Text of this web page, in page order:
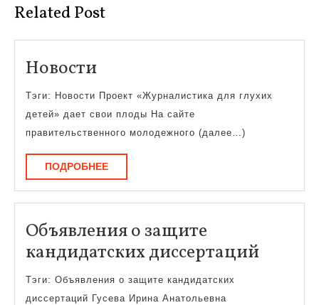
Related Post
Новости
Тэги: Новости Проект «Журналистика для глухих
детей» дает свои плоды На сайте
правительственного молодежного (далее…)
ПОДРОБНЕЕПОДРОБНЕЕ
Объявления о защите
кандидатских диссертаций
Тэги: Объявления о защите кандидатских
диссертаций Гусева Ирина Анатольевна